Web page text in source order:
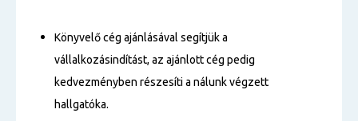
Könyvelő cég ajánlásával segítjük a
vállalkozásindítást, az ajánlott cég pedig
kedvezményben részesíti a nálunk végzett
hallgatóka.